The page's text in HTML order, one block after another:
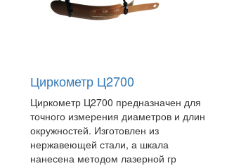
Циркометр Ц2700
Циркометр Ц2700 предназначен для
точного измерения диаметров и длин
окружностей. Изготовлен из
нержавеющей стали, а шкала
нанесена методом лазерной гр